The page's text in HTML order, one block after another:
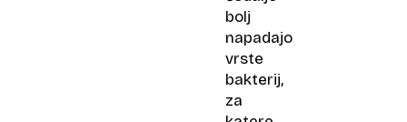
bolj
napadajo
vrste
bakterij,
za